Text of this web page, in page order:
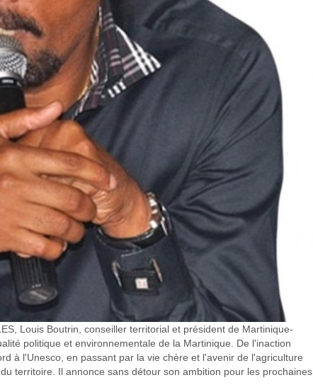
Louis Boutrin, conseiller territorial et président de Martinique-
politique et environnementale de la Martinique. De l'inaction
à l'Unesco, en passant par la vie chère et l'avenir de l'agriculture
territoire. Il annonce sans détour son ambition pour les prochaines